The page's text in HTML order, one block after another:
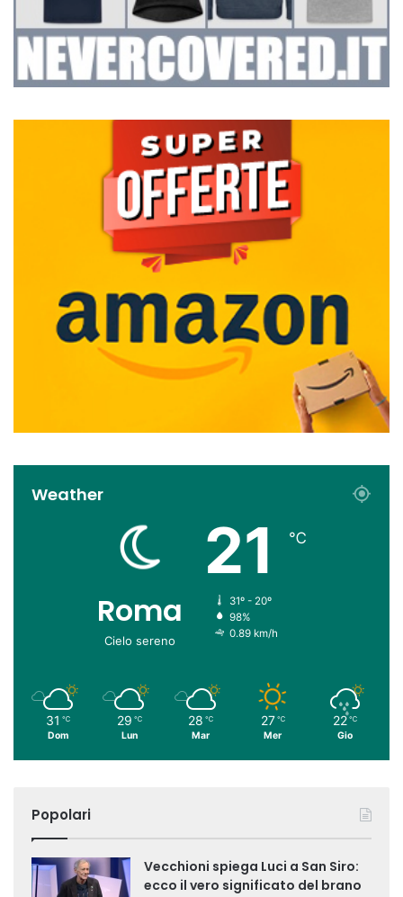
Weather
Roma
Cielo sereno
21 ℃
31º - 20º
98%
0.89 km/h
31 ℃
Dom
29 ℃
Lun
28 ℃
Mar
27 ℃
Mer
22 ℃
Gio
Popolari
Vecchioni spiega Luci a San Siro:
ecco il vero significato del brano